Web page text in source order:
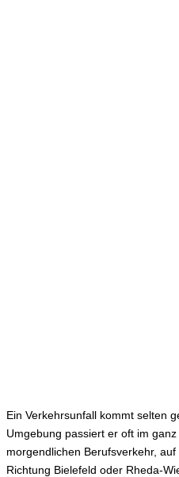
Ein Verkehrsunfall kommt selten
Umgebung passiert er oft im
morgendlichen Berufsverkehr,
Richtung Bielefeld oder Rheda-